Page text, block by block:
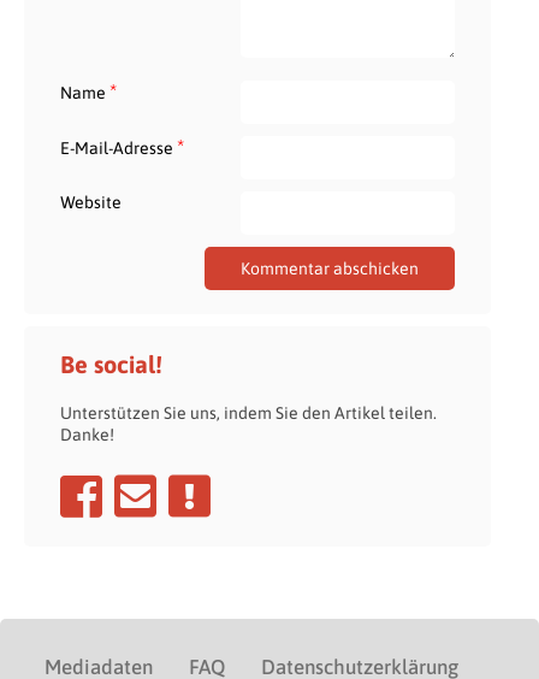
Name *
E-Mail-Adresse *
Website
Be social!
Unterstützen Sie uns, indem Sie den Artikel teilen.
Danke!
Mediadaten FAQ Datenschutzerklärung